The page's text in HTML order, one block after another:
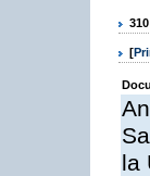
[
la